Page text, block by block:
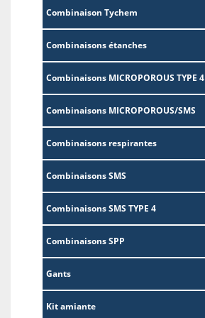
Combinaison Tychem
Combinaisons étanches
Combinaisons MICROPOROUS TYPE 4
Combinaisons MICROPOROUS/SMS
Combinaisons respirantes
Combinaisons SMS
Combinaisons SMS TYPE 4
Combinaisons SPP
Gants
Kit amiante